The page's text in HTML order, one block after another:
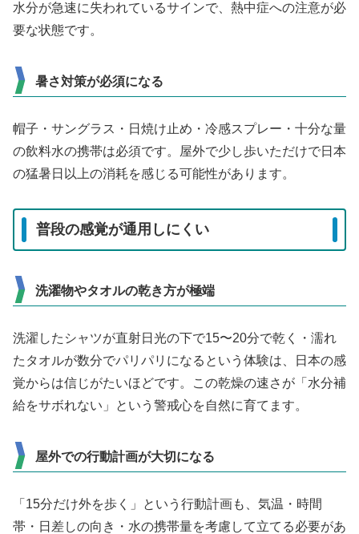
水分が急速に失われているサインで、熱中症への注意が必
要な状態です。
暑さ対策が必須になる
帽子・サングラス・日焼け止め・冷感スプレー・十分な量
の飲料水の携帯は必須です。屋外で少し歩いただけで日本
の猛暑日以上の消耗を感じる可能性があります。
普段の感覚が通用しにくい
洗濯物やタオルの乾き方が極端
洗濯したシャツが直射日光の下で15〜20分で乾く・濡れ
たタオルが数分でパリパリになるという体験は、日本の感
覚からは信じがたいほどです。この乾燥の速さが「水分補
給をサボれない」という警戒心を自然に育てます。
屋外での行動計画が大切になる
「15分だけ外を歩く」という行動計画も、気温・時間
帯・日差しの向き・水の携帯量を考慮して立てる必要があ